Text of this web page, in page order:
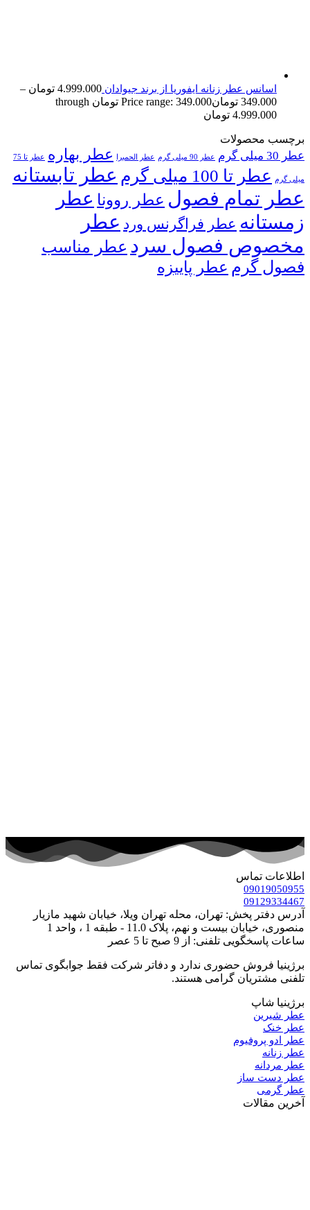
اسانس عطر زنانه ایفوریا از برند جیوادان 4.999.000 تومان –
349.000 تومان
Price range: 349.000 تومان through
4.999.000 تومان
برچسب محصولات
عطر 30 میلی گرم عطر 90 میلی گرم عطر الحمبرا عطر بهاره عطر تا 75
میلی گرم عطر تا 100 میلی گرم عطر تابستانه
عطر تمام فصول عطر روونا عطر
زمستانه عطر فراگرنس ورد عطر
مخصوص فصول سرد عطر مناسب
فصول گرم عطر پاییزه
اطلاعات تماس
09019050955
09129334467
آدرس دفتر پخش: تهران، محله تهران ویلا، خیابان شهید مازیار
منصوری، خیابان بیست و نهم، پلاک 11.0 - طبقه 1 ، واحد 1
ساعات پاسخگویی تلفنی: از 9 صبح تا 5 عصر
برژینیا فروش حضوری ندارد و دفاتر شرکت فقط جوابگوی تماس
تلفنی مشتریان گرامی هستند.
برژینیا شاپ
عطر شیرین
عطر خنک
عطر ادو پروفیوم
عطر زنانه
عطر مردانه
عطر دست ساز
عطر گرمی
آخرین مقالات